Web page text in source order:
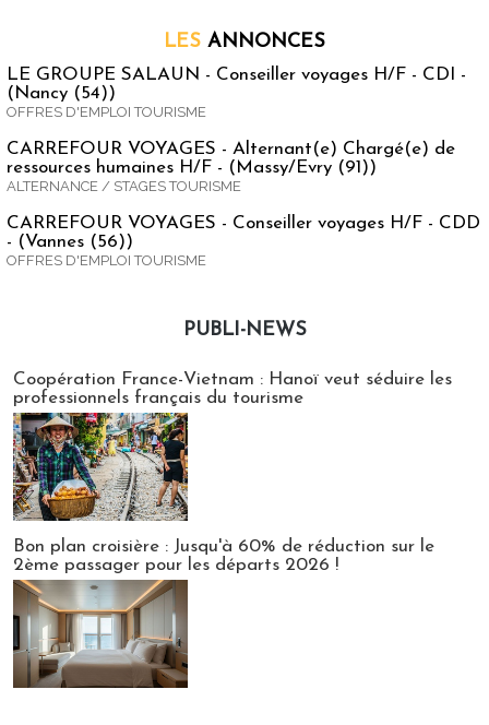
LES ANNONCES
LE GROUPE SALAUN - Conseiller voyages H/F - CDI -
(Nancy (54))
OFFRES D'EMPLOI TOURISME
CARREFOUR VOYAGES - Alternant(e) Chargé(e) de
ressources humaines H/F - (Massy/Evry (91))
ALTERNANCE / STAGES TOURISME
CARREFOUR VOYAGES - Conseiller voyages H/F - CDD
- (Vannes (56))
OFFRES D'EMPLOI TOURISME
PUBLI-NEWS
Coopération France-Vietnam : Hanoï veut séduire les
professionnels français du tourisme
Bon plan croisière : Jusqu'à 60% de réduction sur le
2ème passager pour les départs 2026 !